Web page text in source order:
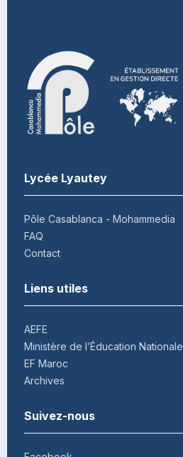
Lycée Lyautey
Pôle Casablanca - Mohammedia
FAQ
Contact
Liens utiles
AEFE
Ministère de l’Éducation Nationale
EF Maroc
Archives
Suivez-nous